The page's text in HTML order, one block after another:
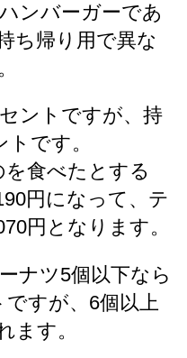
ンバーガーであ
ち帰り用で異な
ントですが、持
です。
食べたとする
円になって、テ
円となります。
ナツ5個以下なら
すが、6個以上
ます。